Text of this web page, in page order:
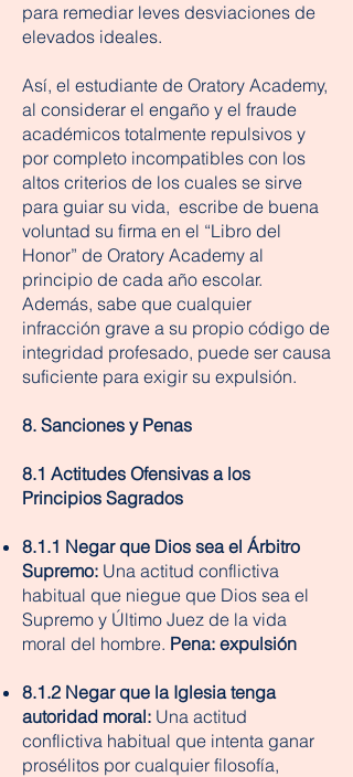
para remediar leves desviaciones de
elevados ideales.
Así, el estudiante de Oratory Academy,
al considerar el engaño y el fraude
académicos totalmente repulsivos y
por completo incompatibles con los
altos criterios de los cuales se sirve
para guiar su vida, escribe de buena
voluntad su firma en el “Libro del
Honor” de Oratory Academy al
principio de cada año escolar.
Además, sabe que cualquier
infracción grave a su propio código de
integridad profesado, puede ser causa
suficiente para exigir su expulsión.
8. Sanciones y Penas
8.1 Actitudes Ofensivas a los
Principios Sagrados
8.1.1 Negar que Dios sea el Árbitro
Supremo: Una actitud conflictiva
habitual que niegue que Dios sea el
Supremo y Último Juez de la vida
moral del hombre. Pena: expulsión
8.1.2 Negar que la Iglesia tenga
autoridad moral: Una actitud
conflictiva habitual que intenta ganar
prosélitos por cualquier filosofía,